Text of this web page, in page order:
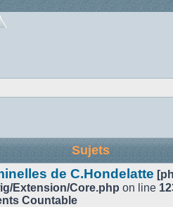
Sujets
de C.Hondelatte
Extension/Core.php on line
Countable